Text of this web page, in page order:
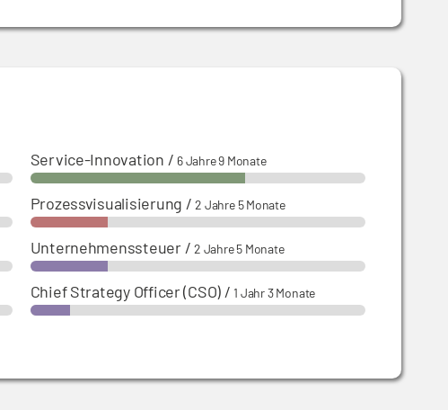
Service-Innovation / 6 Jahre 9 Monate
Prozessvisualisierung /2 Jahre 5 Monate
Unternehmenssteuer/ 2 Jahre 5 Monate
Chief Strategy Officer (CSO) /1 Jahr 3 Monate